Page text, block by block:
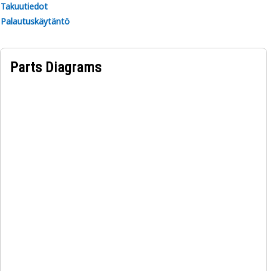
Takuutiedot
Palautuskäytäntö
Parts Diagrams